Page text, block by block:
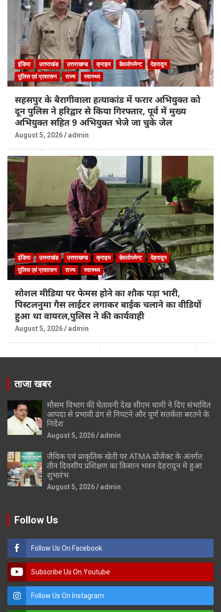
इंडिया उत्तराखंड उत्तराखण्ड क्राइम डेवलोपमेन्ट
देहरादून
पुलिस एवं प्रशासन
राज्य स्वास्थ्य
सहसपुर के बैरागीवाला हत्याकांड में फरार अभियुक्त को
दून पुलिस ने हरिद्वार से किया गिरफ्तार, पूर्व में मुख्य
अभियुक्त सहित 9 अभियुक्त भेजे जा चुके जेल
August 5, 2026 admin
इंडिया उत्तराखंड उत्तराखण्ड क्राइम डेवलोपमेन्ट
देहरादून
पुलिस एवं प्रशासन
राज्य स्वास्थ्य
सोशल मीडिया पर फेमस होने का शौक पड़ा भारी,
पिस्टलनुमा गैस लाईटर लगाकर बाईक चलाने का वीडियों
हुआ था वायरल,पुलिस ने की कार्यवाही
August 5, 2026 admin
ताजा खबर
मौसम विभाग की चेतावनी देख सीएम धामी ने दिए संभावित
आपदा से प्रभावी ढंग से निपटने और पूर्ण सतर्कता बरतने के
निर्देश
August 5, 2026 admin
जैविक एवं प्राकृतिक खेती पर ATMA प्रोजेक्ट के अंतर्गत
तीन दिवसीय प्रशिक्षण का किसान भवन देहरादून मे हुआ
शुभारंभ
August 5, 2026 admin
Follow Us
Follow Us On Facebook
Subscribe Us On Youtube
Follow Us On Instagram